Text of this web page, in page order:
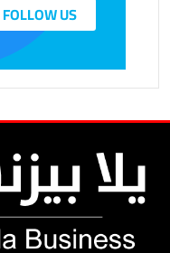
FOLLOW US